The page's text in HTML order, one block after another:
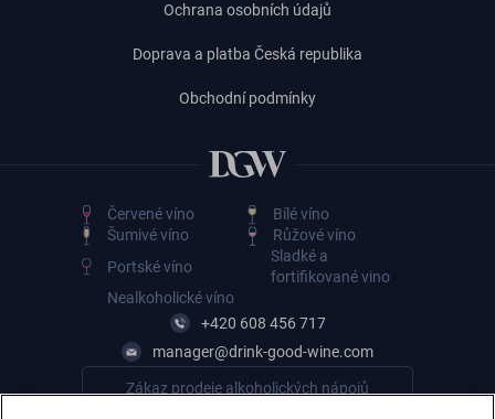
Ochrana osobních údajů
Doprava a platba Česká republika
Obchodní podmínky
Červené víno
Bílé víno
Šumivé víno
Růžové víno
Portské víno
Sladké a
fortifikované vino
Nealkoholické víno
+420 608 456 717
manager@drink-good-wine.com
Zákaz prodeje alkoholických nápojů